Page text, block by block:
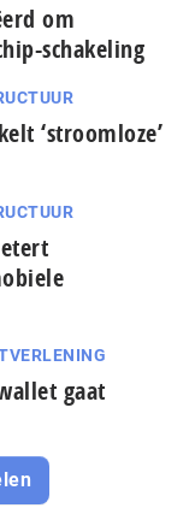
om
schakeling
‘stroomloze’
gaat